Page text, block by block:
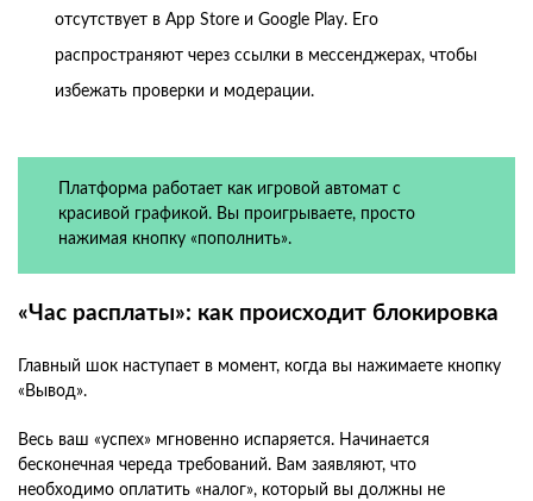
отсутствует в App Store и Google Play. Его
распространяют через ссылки в мессенджерах, чтобы
избежать проверки и модерации.
Платформа работает как игровой автомат с
красивой графикой. Вы проигрываете, просто
нажимая кнопку «пополнить».
«Час расплаты»: как происходит блокировка
Главный шок наступает в момент, когда вы нажимаете кнопку
«Вывод».
Весь ваш «успех» мгновенно испаряется. Начинается
бесконечная череда требований. Вам заявляют, что
необходимо оплатить «налог», который вы должны не